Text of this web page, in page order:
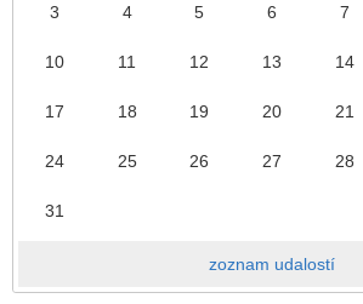
3 4 5 6 7
10 11 12 13 14
17 18 19 20 21
24 25 26 27 28
31
zoznam udalostí